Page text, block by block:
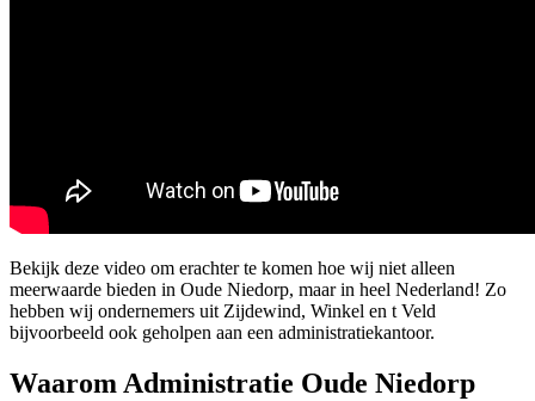
Bekijk deze video om erachter te komen hoe wij niet alleen
meerwaarde bieden in Oude Niedorp, maar in heel Nederland! Zo
hebben wij ondernemers uit Zijdewind, Winkel en t Veld
bijvoorbeeld ook geholpen aan een administratiekantoor.
Waarom Administratie Oude Niedorp